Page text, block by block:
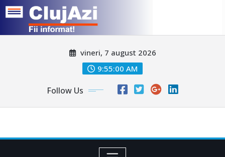
vineri, 7 august 2026
9:55:03 AM
Follow Us